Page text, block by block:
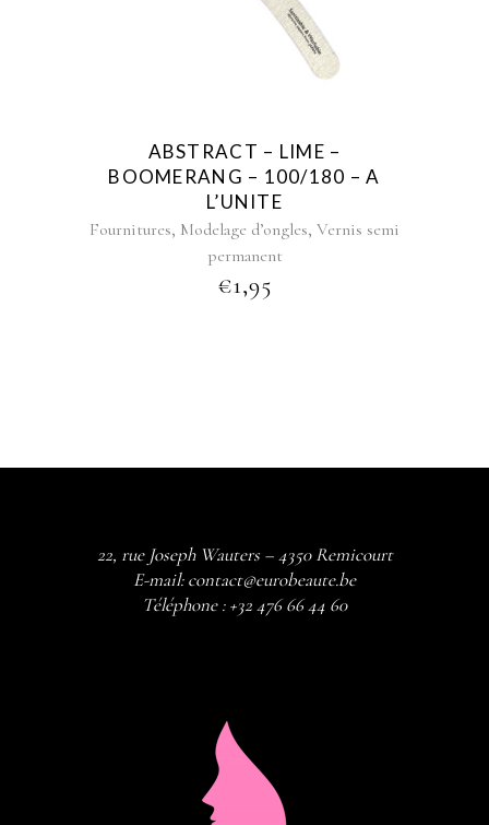
ABSTRACT – LIME –
BOOMERANG – 100/180 – A
L’UNITE
Fournitures, Modelage d’ongles, Vernis semi
permanent
€1,95
22, rue Joseph Wauters – 4350 Remicourt
E-mail:contact@eurobeaute.be
Téléphone :+32 476 66 44 60